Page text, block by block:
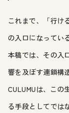
これまで、「行け
の入口になってい
本稿では、その入
響を及ぼす連鎖構
CULUMUは、この
る手段としてでは